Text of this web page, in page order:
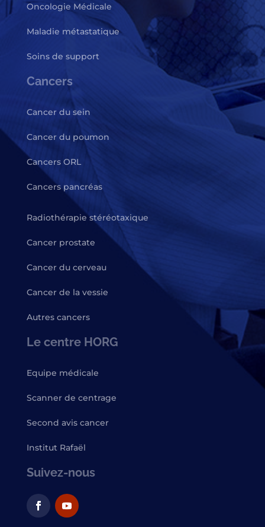
Oncologie Médicale
Maladie métastatique
Soins de support
Cancers
Cancer du sein
Cancer du poumon
Cancers ORL
Cancers pancréas
Radiothérapie stéréotaxique
Cancer prostate
Cancer du cerveau
Cancer de la vessie
Autres cancers
Le centre HORG
Equipe médicale
Scanner de centrage
Second avis cancer
Institut Rafaël
Suivez-nous